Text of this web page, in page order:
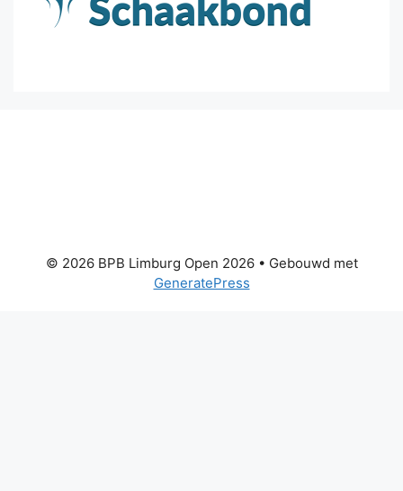
© 2026 BPB Limburg Open 2026• Gebouwd met
GeneratePress